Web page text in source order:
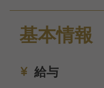
シーツやアメニティの
外）は別会社に委託し
基本情報
給与